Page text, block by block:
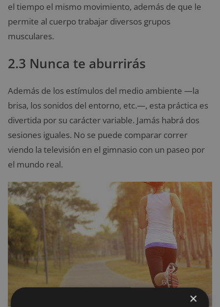
el tiempo el mismo movimiento, además de que le
permite al cuerpo trabajar diversos grupos
musculares.
2.3 Nunca te aburrirás
Además de los estímulos del medio ambiente —la
brisa, los sonidos del entorno, etc.—, esta práctica es
divertida por su carácter variable. Jamás habrá dos
sesiones iguales. No se puede comparar correr
viendo la televisión en el gimnasio con un paseo por
el mundo real.
×